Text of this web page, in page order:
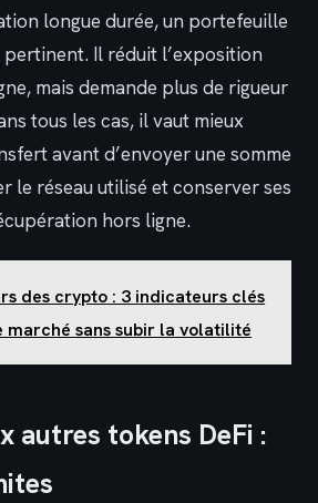
longue durée, un portefeuille
Il réduit l’exposition
mais demande plus de rigueur
tous les cas, il vaut mieux
avant d’envoyer une somme
le réseau utilisé et conserver ses
hors ligne.
des crypto : 3 indicateurs clés
marché sans subir la volatilité
autres tokens DeFi :